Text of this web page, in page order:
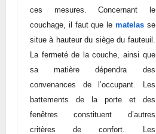
ces mesures. Concernant le
couchage, il faut que le matelasse
situe à hauteur du siège du fauteuil.
La fermeté de la couche, ainsi que
sa matière dépendra des
convenances de l’occupant. Les
battements de la porte et des
fenêtres constituent d’autres
critères de confort. Les